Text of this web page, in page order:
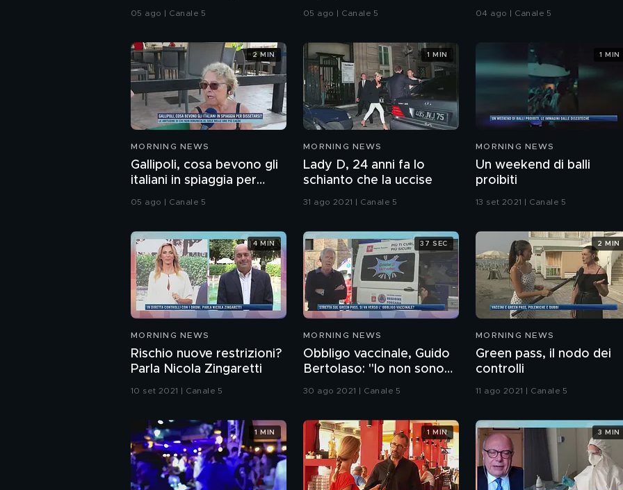
Nolan
05 ago | Canale 5
Valditara
05 ago | Canale 5 04 ago | Canale 5
MORNING NEWS
Gallipoli, cosa bevono gli
italiani in spiaggia per
dissetarsi?
05 ago | Canale 5
2 MIN
MORNING NEWS
Lady D, 24 anni fa lo
schianto che la uccise
31 ago 2021 | Canale 5
1 MIN
MORNING NEWS
Un weekend di balli
proibiti
13 set 2021 | Canale 5
1 MIN
MORNING NEWS
Rischio nuove restrizioni?
Parla Nicola Zingaretti
10 set 2021 | Canale 5
4 MIN
MORNING NEWS
Obbligo vaccinale, Guido
Bertolaso: "Io non sono
favorevole, ma
contagio"
30 ago 2021 | Canale 5
37 SEC
MORNING NEWS
Green pass, il nodo dei
controlli
11 ago 2021 | Canale 5
2 MIN
1 MIN 1 MIN 3 MIN